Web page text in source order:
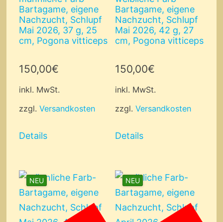
Bartagame, eigene
Nachzucht, Schlupf
Mai 2026, 37 g, 25
cm, Pogona vitticeps
150,00€
inkl. MwSt.
zzgl. Versandkosten
Details
Bartagame, eigene
Nachzucht, Schlupf
Mai 2026, 42 g, 27
cm, Pogona vitticeps
150,00€
inkl. MwSt.
zzgl.Versandkosten
Details
NEU NEU